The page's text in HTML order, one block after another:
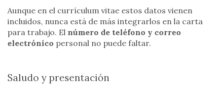
Aunque en el currículum vitae estos datos vienen
incluidos, nunca está de más integrarlos en la carta
para trabajo. El número de teléfono y correo
electrónico personal no puede faltar.
Saludo y presentación